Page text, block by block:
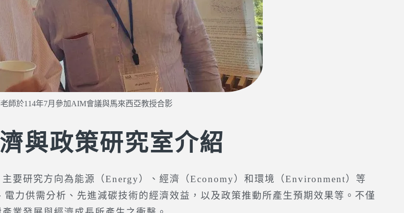
師於114年7月參加AIM會議與馬來西亞教授合影
與政策研究室介紹
研究方向為能源（Energy）、經濟（Economy）和環境（Environment）等
力供需分析、先進減碳技術的經濟效益，以及政策推動所產生預期效果等。不僅